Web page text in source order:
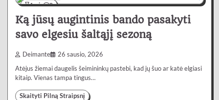
4 min 0
Ką jūsų augintinis bando pasakyti
savo elgesiu šaltąjį sezoną
Deimante 26 sausio, 2026
Atėjus žiemai daugelis šeimininkų pastebi, kad jų šuo ar katė elgiasi
kitaip. Vienas tampa tingus…
Skaityti Pilną Straipsnį